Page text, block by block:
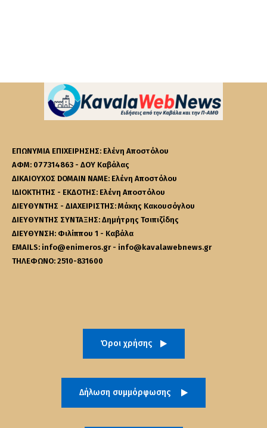
ΕΠΩΝΥΜΙΑ ΕΠΙΧΕΙΡΗΣΗΣ: Ελένη Αποστόλου
ΑΦΜ: 077314863 - ΔΟΥ Καβάλας
ΔΙΚΑΙΟΥΧΟΣ DOMAIN NAME: Ελένη Αποστόλου
ΙΔΙΟΚΤΗΤΗΣ - ΕΚΔΟΤΗΣ: Ελένη Αποστόλου
ΔΙΕΥΘΥΝΤΗΣ - ΔΙΑΧΕΙΡΙΣΤΗΣ: Μάκης Κακουσόγλου
ΔΙΕΥΘΥΝΤΗΣ ΣΥΝΤΑΞΗΣ: Δημήτρης Τσιπιζίδης
ΔΙΕΥΘΥΝΣΗ: Φιλίππου 1 - Καβάλα
EMAILS: info@enimeros.gr - info@kavalawebnews.gr
ΤΗΛΕΦΩΝΟ: 2510-831600
Όροι χρήσης
Δήλωση συμμόρφωσης